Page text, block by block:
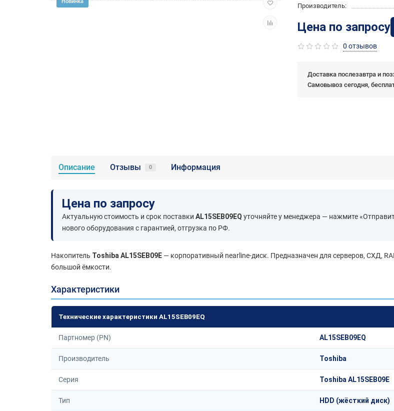
Новинка
Производитель:
Цена по запросу
0 отзывов
Доставка послезавтра и
Самовывоз сегодня,
Описание Отзывы 0 Информация
Цена по запросу
Актуальную стоимость и срок поставки AL15SEB09EQ уточняйте у менеджера — нажмите
нового оборудования с гарантией, отгрузка по РФ.
Накопитель Toshiba AL15SEB09E — корпоративный nearline-диск. Предназначен для серверов, СХД,
большой ёмкости.
Характеристики
Технические характеристики AL15SEB09EQ
Партномер (PN) AL15SEB09EQ
Производитель Toshiba
Серия Toshiba AL15SEB09E
Тип HDD (жёсткий диск)